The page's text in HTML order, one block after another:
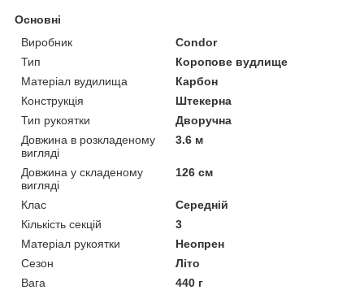
Основні
Виробник
Condor
Тип
Коропове вудлище
Матеріал вудилища
Карбон
Конструкція
Штекерна
Тип рукоятки
Дворучна
Довжина в розкладеному
вигляді
3.6 м
Довжина у складеному
вигляді
126 см
Клас
Середній
Кількість секцій
3
Матеріал рукоятки
Неопрен
Сезон
Літо
Вага
440 г